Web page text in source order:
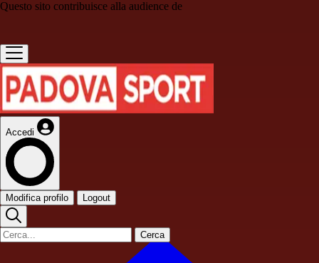
Questo sito contribuisce alla audience de
Accedi
Modifica profilo Logout
Cerca